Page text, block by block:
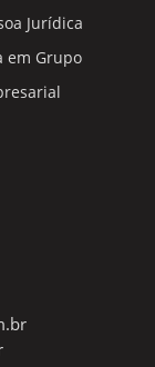
Jurídica
em Grupo